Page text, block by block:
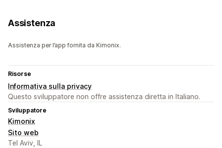
Assistenza
Assistenza per l’app fornita da Kimonix.
Risorse
Informativa sulla privacy
Questo sviluppatore non offre assistenza diretta in Italiano.
Sviluppatore
Kimonix
Sito web
Tel Aviv, IL